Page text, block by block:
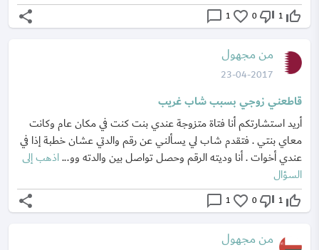
thumb_up_off_alt
1
thumb_down_off_alt
0
favorite_border
1
chat_bubble_outline
share
من مجهول
23-04-2017
قاطعني زوجي بسبب شاب غريب
أريد استشارتكم أنا فتاة متزوجة عندي بنت كنت في مكان عام وكانت
معاي بنتي . فتقدم شاب لي يسألني عن رقم والدتي عشان خطبة إذا في
عندي أخوات . أنا وديته الرقم وحصل تواصل بين والدته وو...اذهب إلى
السؤال
thumb_up_off_alt
1
thumb_down_off_alt
0
favorite_border
1
chat_bubble_outline
share
من مجهول